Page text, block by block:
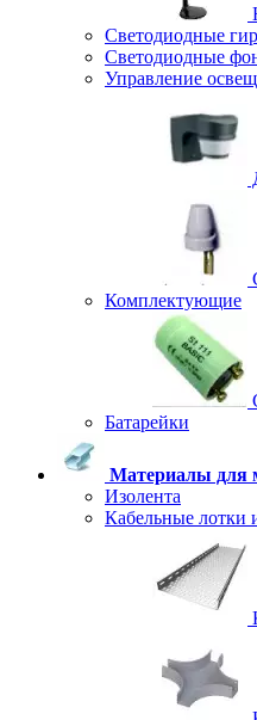
Светодиодные
Светодиодные
Управление
Комплектующие
Батарейки
Материалы для
Изолента
Кабельные лотки